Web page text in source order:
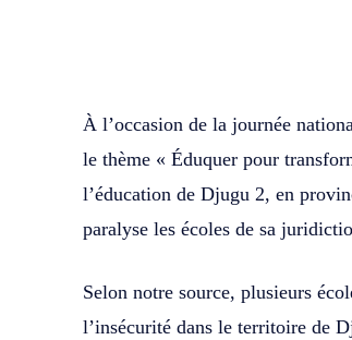
À l’occasion de la journée
le thème « Éduquer pour
l’éducation de Djugu 2, en
paralyse les écoles de sa
Selon notre source, plusieurs
l’insécurité dans le territoire de